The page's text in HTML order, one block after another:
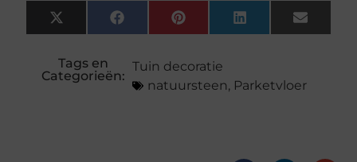
X
(Twitter)
FacebookPinterestLinkedInEmail
Tags en
Categorieën:
Tuin decoratie
natuursteen, Parketvloer